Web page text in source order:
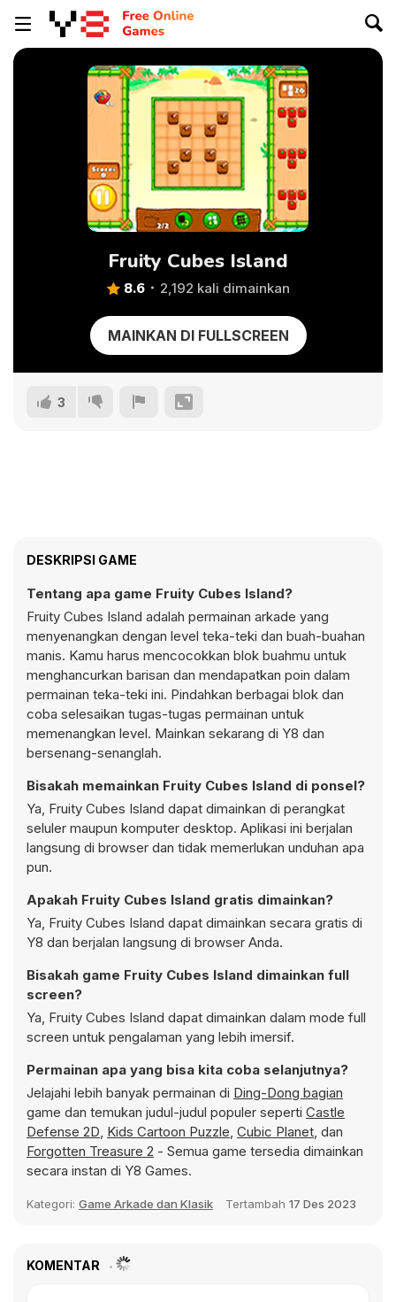
Fruity Cubes Island
8.6 2,192 kali dimainkan
MAINKAN DI FULLSCREEN
3
DESKRIPSI GAME
Tentang apa game Fruity Cubes Island?
Fruity Cubes Island adalah permainan arkade yang
menyenangkan dengan level teka-teki dan buah-buahan
manis. Kamu harus mencocokkan blok buahmu untuk
menghancurkan barisan dan mendapatkan poin dalam
permainan teka-teki ini. Pindahkan berbagai blok dan
coba selesaikan tugas-tugas permainan untuk
memenangkan level. Mainkan sekarang di Y8 dan
bersenang-senanglah.
Bisakah memainkan Fruity Cubes Island di ponsel?
Ya, Fruity Cubes Island dapat dimainkan di perangkat
seluler maupun komputer desktop. Aplikasi ini berjalan
langsung di browser dan tidak memerlukan unduhan apa
pun.
Apakah Fruity Cubes Island gratis dimainkan?
Ya, Fruity Cubes Island dapat dimainkan secara gratis di
Y8 dan berjalan langsung di browser Anda.
Bisakah game Fruity Cubes Island dimainkan full
screen?
Ya, Fruity Cubes Island dapat dimainkan dalam mode full
screen untuk pengalaman yang lebih imersif.
Permainan apa yang bisa kita coba selanjutnya?
Jelajahi lebih banyak permainan di Ding-Dong bagian
game dan temukan judul-judul populer seperti Castle
Defense 2D, Kids Cartoon Puzzle, Cubic Planet, dan
Forgotten Treasure 2 - Semua game tersedia dimainkan
secara instan di Y8 Games.
Kategori: Game Arkade dan Klasik Tertambah 17 Des 2023
KOMENTAR